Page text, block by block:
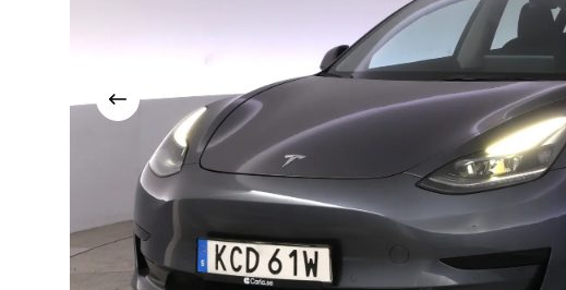
Visa föregående bild